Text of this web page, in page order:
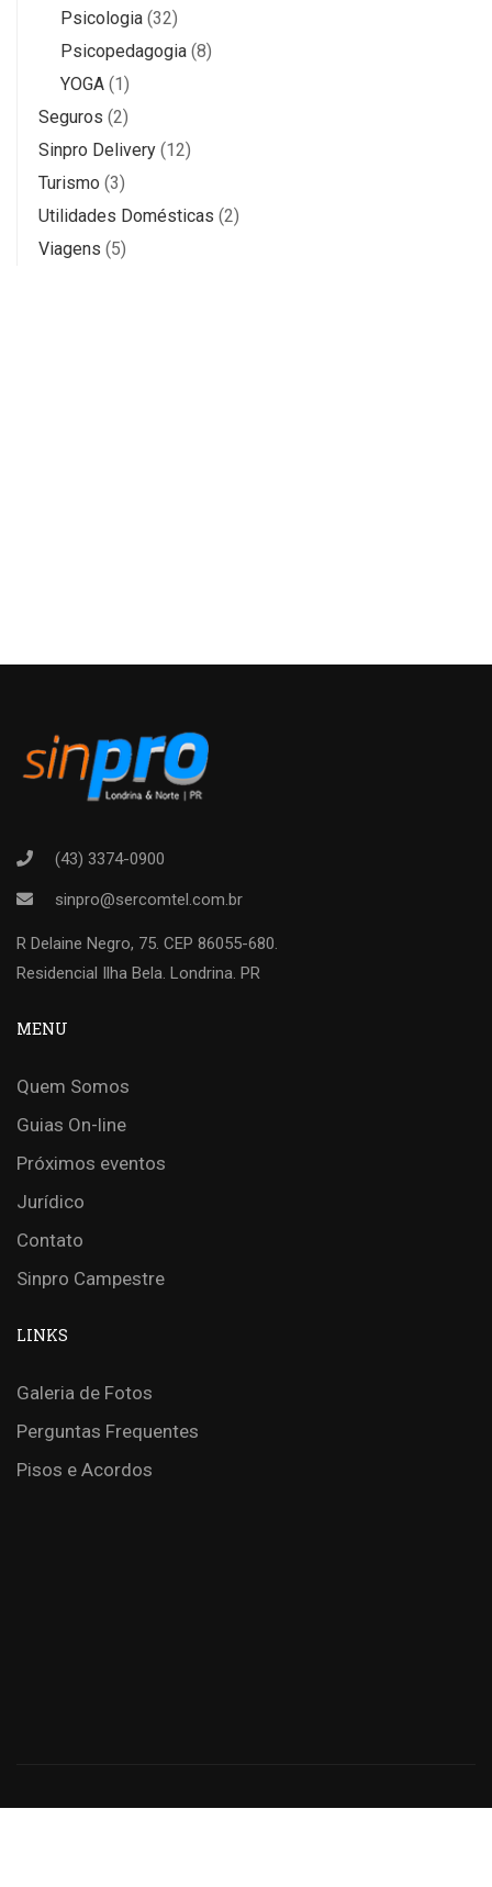
Psicologia (32)
Psicopedagogia (8)
YOGA (1)
Seguros (2)
Sinpro Delivery (12)
Turismo (3)
Utilidades Domésticas (2)
Viagens (5)
(43) 3374-0900
sinpro@sercomtel.com.br
R Delaine Negro, 75. CEP 86055-680.
Residencial Ilha Bela. Londrina. PR
MENU
Quem Somos
Guias On-line
Próximos eventos
Jurídico
Contato
Sinpro Campestre
LINKS
Galeria de Fotos
Perguntas Frequentes
Pisos e Acordos